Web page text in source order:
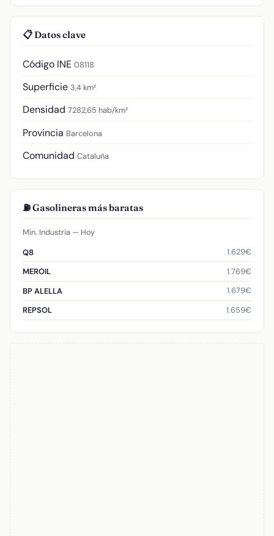
📋 Datos clave
Código INE 08118
Superficie 3,4 km²
Densidad 7282,65 hab/km²
Provincia Barcelona
Comunidad Cataluña
⛽ Gasolineras más baratas
Min. Industria — Hoy
Q8
1.629€
MEROIL
1.769€
BP ALELLA
1.679€
REPSOL
1.659€